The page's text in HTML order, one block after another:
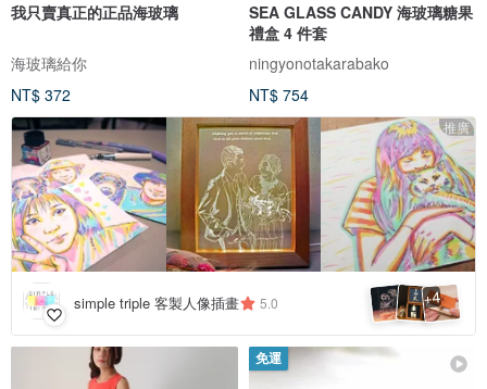
我只賣真正的正品海玻璃
海玻璃給你
NT$ 372
SEA GLASS CANDY 海玻璃糖果
禮盒 4 件套
ningyonotakarabako
NT$ 754
推廣
simple triple 客製人像插畫 5.0 +4
免運